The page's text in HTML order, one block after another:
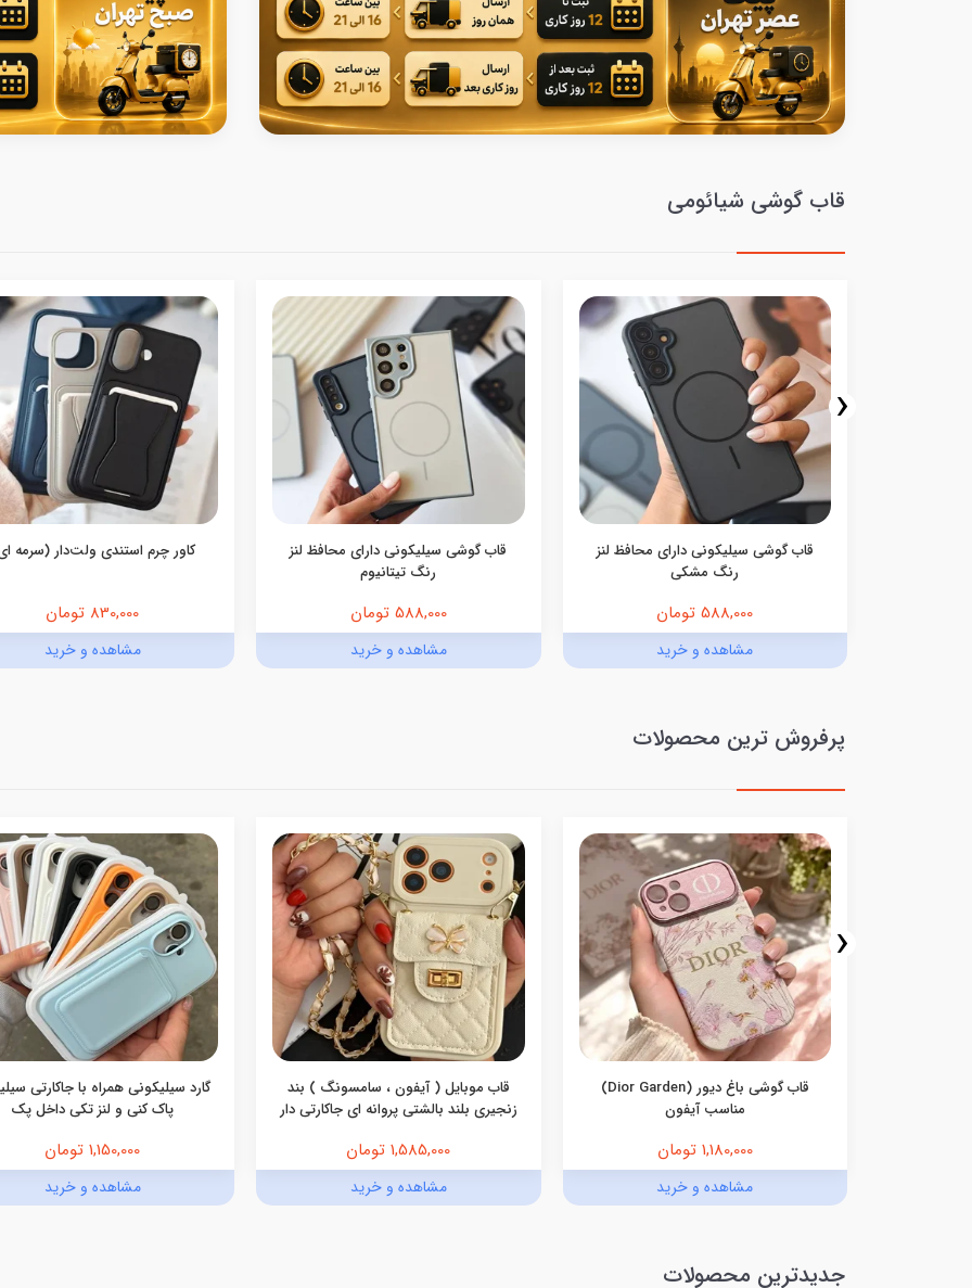
قاب گوشی شیائومی
قاب گوشی سیلیکونی دارای محافظ لنز
رنگ مشکی
588,000 تومان
مشاهده و خرید
قاب گوشی سیلیکونی دارای محافظ لنز
رنگ تیتانیوم
588,000 تومان
مشاهده و خرید
کاور چرم استندی ولت‌دار (سرمه
830,000 تومان
مشاهده و خرید
‹
پرفروش ترین محصولات
قاب گوشی باغ دیور (Dior Garden)
مناسب آیفون
1,180,000 تومان
مشاهده و خرید
قاب موبایل ( آیفون ، سامسونگ ) بند
زنجیری بلند بالشتی پروانه ای جاکارتی دار
1,585,000 تومان
مشاهده و خرید
گارد سیلیکونی همراه با جاکارتی
پاک کنی و لنز تکی داخل پک
1,150,000 تومان
مشاهده و خرید
‹
جدیدترین محصولات